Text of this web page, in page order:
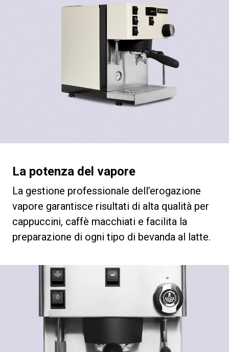
La potenza del vapore
La gestione professionale dell’erogazione
vapore garantisce risultati di alta qualità per
cappuccini, caffè macchiati e facilita la
preparazione di ogni tipo di bevanda al latte.